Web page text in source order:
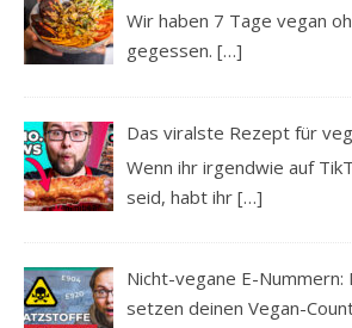
Wir haben 7 Tage vegan
gegessen.[…]
Das viralste Rezept für
Wenn ihr irgendwie auf
seid, habt ihr[…]
Nicht-vegane E-Nummern:
setzen deinen Vegan-